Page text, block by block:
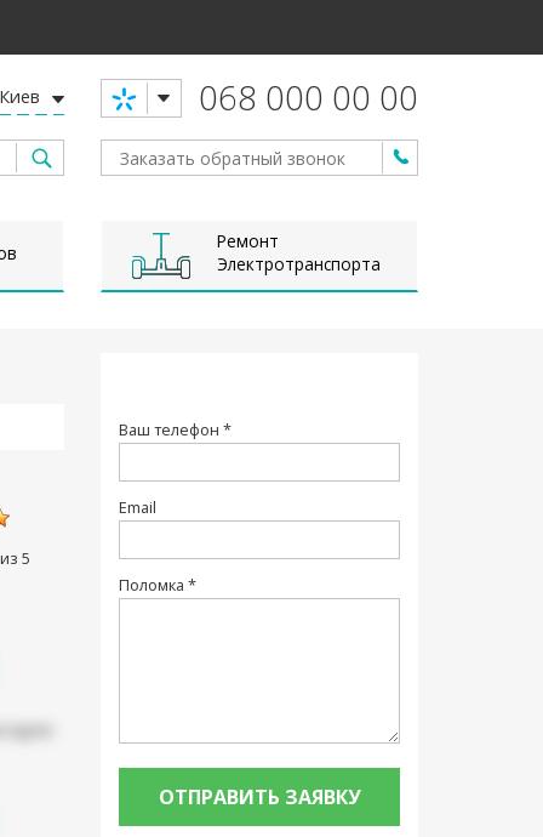
068 000 00 00
Киев
Ремонт
Электротранспорта
5
Ваш телефон *
Email
Поломка *